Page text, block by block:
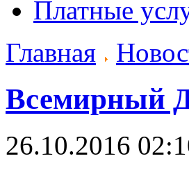
Платные
Главная
Всемирный
26.10.2016